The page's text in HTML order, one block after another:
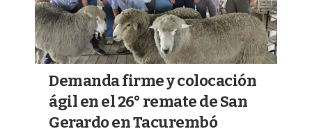
Demanda firme y colocación
ágil en el 26° remate de San
Gerardo en Tacurembó